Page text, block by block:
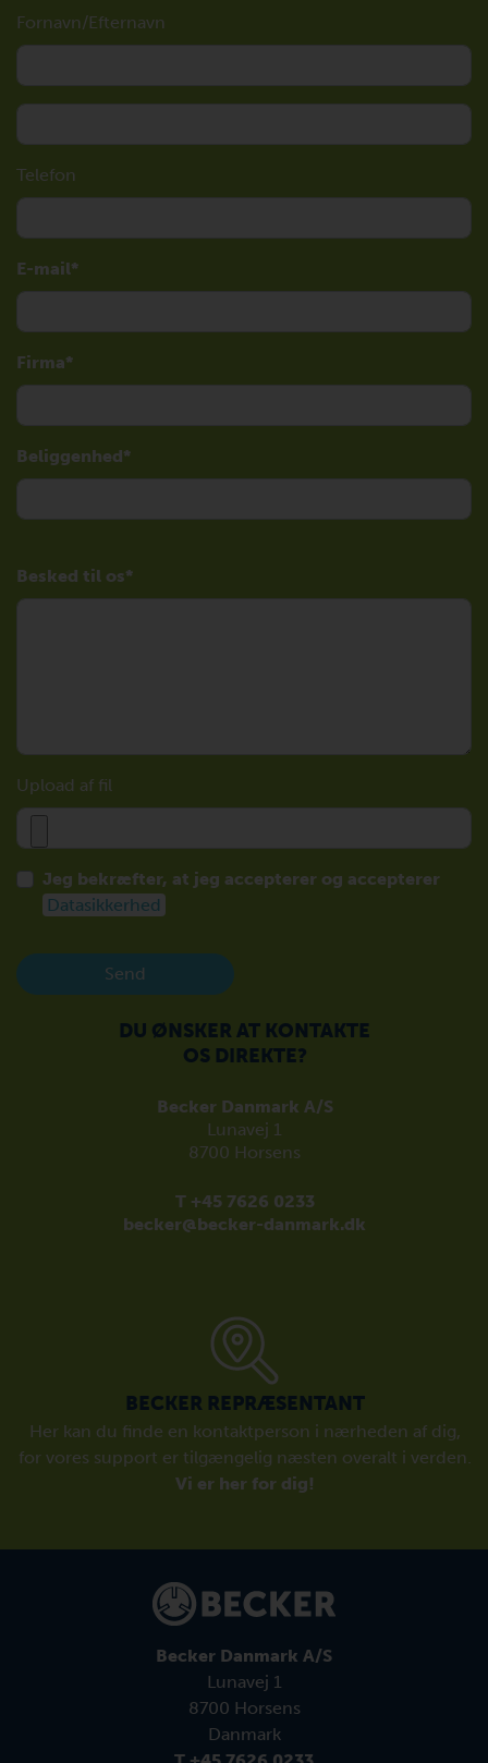
Fornavn/Efternavn
Telefon
E-mail
Firma
Beliggenhed
Besked til os
Upload af fil
Jeg bekræfter, at jeg accepterer og accepterer
Datasikkerhed
Send
DU ØNSKER AT KONTAKTE
OS DIREKTE?
Becker Danmark A/S
Lunavej 1
8700 Horsens
T +45 7626 0233
becker@becker-danmark.dk
BECKER REPRÆSENTANT
Her kan du finde en kontaktperson i nærheden af dig,
for vores support er tilgængelig næsten overalt i verden.
Vi er her for dig!
Becker Danmark A/S
Lunavej 1
8700 Horsens
Danmark